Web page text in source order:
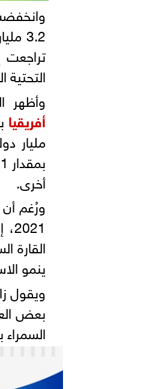
تراجعت
التحتية العملاقة،
وأظهر
أفريقيا
أخرى.
ورُغم أن
القارة
ينمو
بعض
السمراء بحلول عام 2022